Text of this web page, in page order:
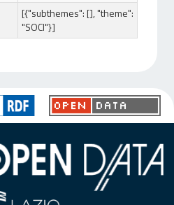
[{"subthemes": [], "theme":
"SOCI"}]